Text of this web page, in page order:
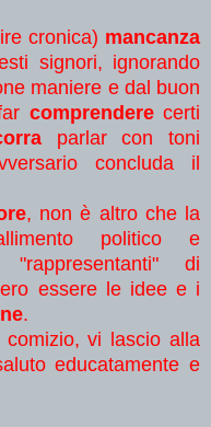
cronica) mancanza
signori, ignorando
maniere e dal buon
comprenderecerti
parlar con toni
concluda il
, non è altro che la
politico e
di
essere le idee e i
.
vi lascio alla
educatamente e